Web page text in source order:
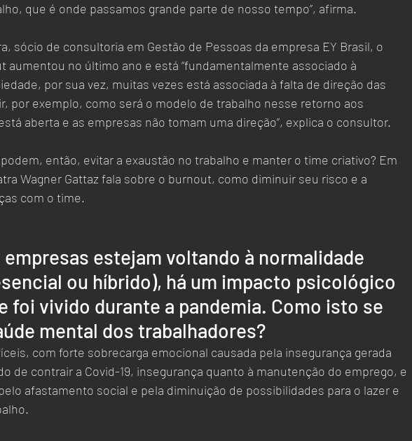
que é onde passamos grande parte de nosso tempo”, afirma.
sócio de consultoria em Gestão de Pessoas da empresa EY Brasil, o
aumentou no último ano e está “fundamentalmente associado à
por sua vez, muitas vezes está associada à falta de direção das
por exemplo, como será o modelo de trabalho nesse retorno aos
aberta e as empresas não tomam uma direção”, explica o consultor.
então, evitar a exaustão no trabalho e manter o time criativo? Em
Wagner Gattaz fala sobre o burnout, como diminuir seu risco e a
com o time.
empresas estejam voltando à normalidade
ou híbrido), há um impacto psicológico
foi vivido durante a pandemia. Como isto se
mental dos trabalhadores?
com forte sobrecarga emocional causada pela insegurança gerada
de contrair a Covid-19, insegurança quanto à manutenção do emprego, e
afastamento social e pela diminuição de possibilidades para o lazer e